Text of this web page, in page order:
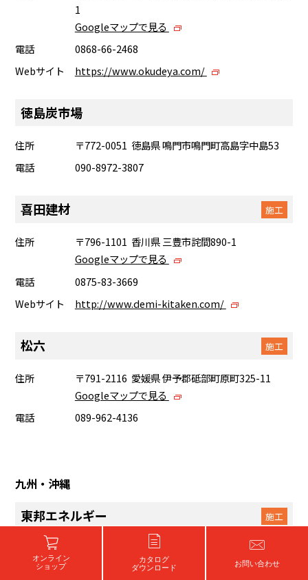
オンライン
ショップ
カタログ
ダウンロード
お問い合わせ
1
Googleマップで見る
電話
0868-66-2468
Webサイト
https://www.okudeya.com/
徳島炭市場
住所
〒772-0051 徳島県 鳴門市鳴門町高島字中島53
電話
090-8972-3807
喜田建材 施工
住所
〒796-1101 香川県 三豊市詫間890-1
Googleマップで見る
電話
0875-83-3669
Webサイト
http://www.demi-kitaken.com/
松六 施工
住所
〒791-2116 愛媛県 伊予郡砥部町原町325-11
Googleマップで見る
電話
089-962-4136
九州・沖縄
東邦エネルギー 施工
〒834-0067 福岡県 八女市龍ヶ原232-3
Googleマップで見る